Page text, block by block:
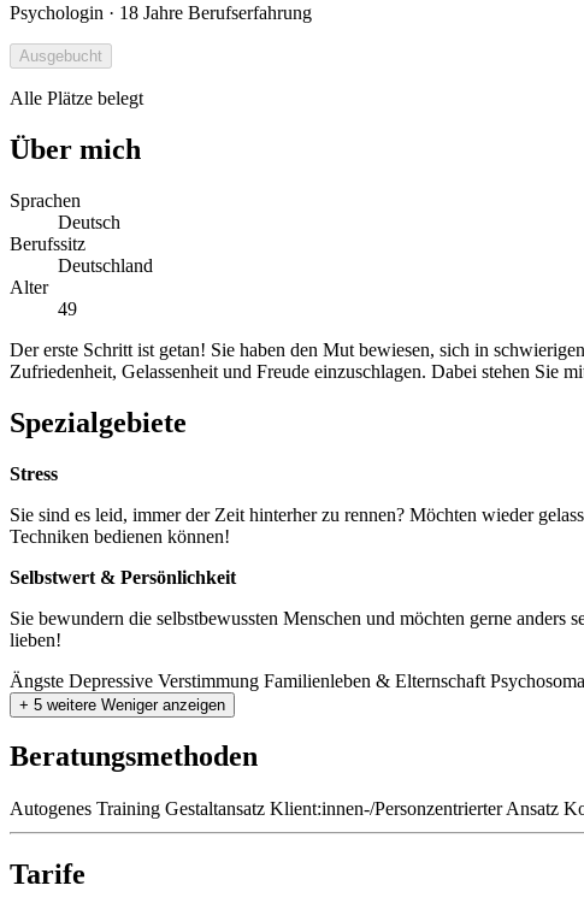
Psychologin · 18 Jahre Berufserfahrung
Ausgebucht
Alle Plätze belegt
Über mich
Sprachen
Deutsch
Berufssitz
Deutschland
Alter
49
Der erste Schritt ist getan! Sie haben den Mut bewiesen, sich in
Zufriedenheit, Gelassenheit und Freude einzuschlagen. Dabei stehen Sie
Spezialgebiete
Stress
Sie sind es leid, immer der Zeit hinterher zu rennen? Möchten wieder
Techniken bedienen können!
Selbstwert & Persönlichkeit
Sie bewundern die selbstbewussten Menschen und möchten gerne
lieben!
Ängste Depressive Verstimmung Familienleben & Elternschaft
+ 5 weitere Weniger anzeigen
Beratungsmethoden
Autogenes Training Gestaltansatz Klient:innen-/Personzentrierter Ansatz
Tarife